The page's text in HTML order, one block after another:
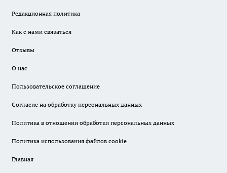
Редакционная политика
Как с нами связаться
Отзывы
О нас
Пользовательское соглашение
Согласие на обработку персональных данных
Политика в отношении обработки персональных данных
Политика использования файлов cookie
Главная